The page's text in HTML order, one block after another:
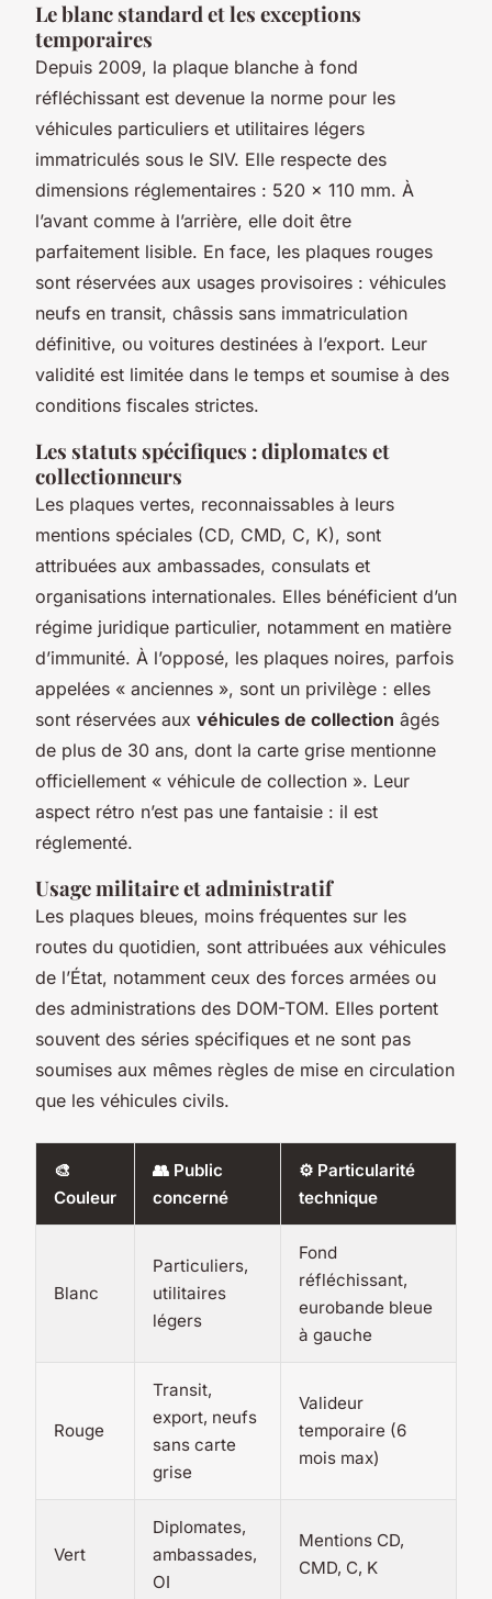
Le blanc standard et les exceptions
temporaires
Depuis 2009, la plaque blanche à fond
réfléchissant est devenue la norme pour les
véhicules particuliers et utilitaires légers
immatriculés sous le SIV. Elle respecte des
dimensions réglementaires : 520 × 110 mm. À
l’avant comme à l’arrière, elle doit être
parfaitement lisible. En face, les plaques rouges
sont réservées aux usages provisoires : véhicules
neufs en transit, châssis sans immatriculation
définitive, ou voitures destinées à l’export. Leur
validité est limitée dans le temps et soumise à des
conditions fiscales strictes.
Les statuts spécifiques : diplomates et
collectionneurs
Les plaques vertes, reconnaissables à leurs
mentions spéciales (CD, CMD, C, K), sont
attribuées aux ambassades, consulats et
organisations internationales. Elles bénéficient d’un
régime juridique particulier, notamment en matière
d’immunité. À l’opposé, les plaques noires, parfois
appelées « anciennes », sont un privilège : elles
sont réservées aux véhicules de collection âgés
de plus de 30 ans, dont la carte grise mentionne
officiellement « véhicule de collection ». Leur
aspect rétro n’est pas une fantaisie : il est
réglementé.
Usage militaire et administratif
Les plaques bleues, moins fréquentes sur les
routes du quotidien, sont attribuées aux véhicules
de l’État, notamment ceux des forces armées ou
des administrations des DOM-TOM. Elles portent
souvent des séries spécifiques et ne sont pas
soumises aux mêmes règles de mise en circulation
que les véhicules civils.
🎨
Couleur
👥 Public
concerné
⚙️ Particularité
technique
Blanc
Particuliers,
utilitaires
légers
Fond
réfléchissant,
eurobande bleue
à gauche
Rouge
Transit,
export, neufs
sans carte
grise
Valideur
temporaire (6
mois max)
Vert
Diplomates,
ambassades,
OI
Mentions CD,
CMD, C, K